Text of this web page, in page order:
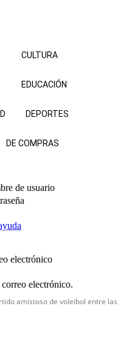
CULTURA
EDUCACIÓN
DEPORTES
DE COMPRAS
de usuario
electrónico
electrónico.
amistoso de voleibol entre las